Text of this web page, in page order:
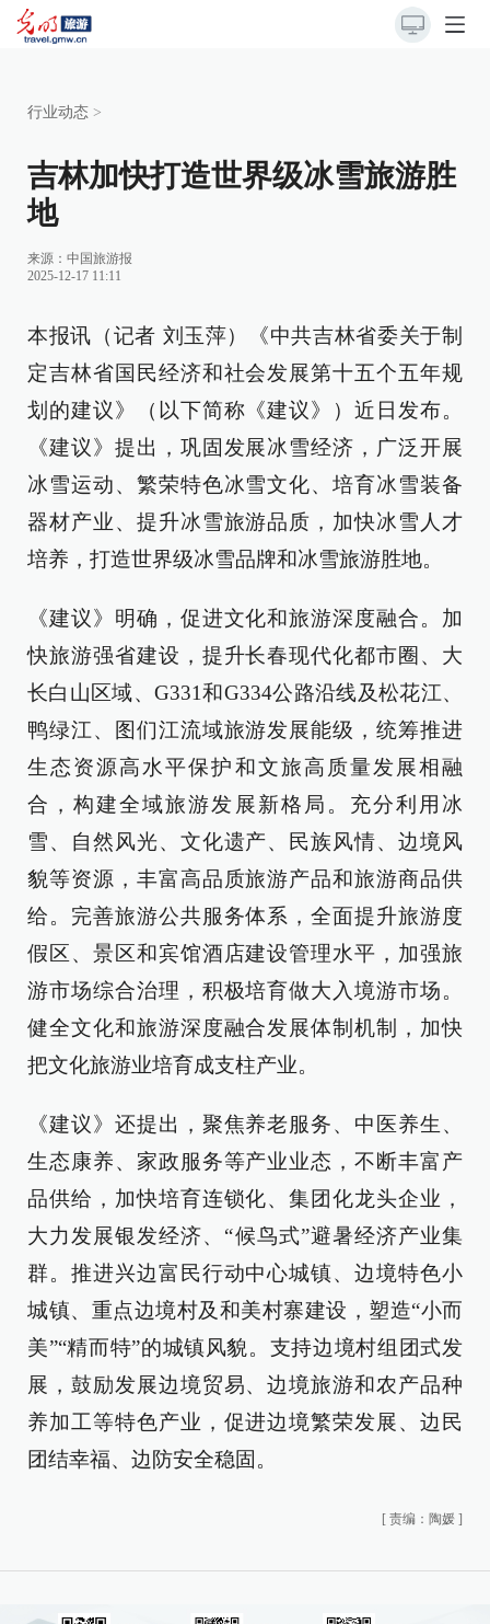
行业动态 >
吉林加快打造世界级冰雪旅游胜
地
来源： 中国旅游报
2025-12-17 11:11
本报讯（记者 刘玉萍）《中共吉林省委关于制
定吉林省国民经济和社会发展第十五个五年规
划的建议》（以下简称《建议》）近日发布。
《建议》提出，巩固发展冰雪经济，广泛开展
冰雪运动、繁荣特色冰雪文化、培育冰雪装备
器材产业、提升冰雪旅游品质，加快冰雪人才
培养，打造世界级冰雪品牌和冰雪旅游胜地。
《建议》明确，促进文化和旅游深度融合。加
快旅游强省建设，提升长春现代化都市圈、大
长白山区域、G331和G334公路沿线及松花江、
鸭绿江、图们江流域旅游发展能级，统筹推进
生态资源高水平保护和文旅高质量发展相融
合，构建全域旅游发展新格局。充分利用冰
雪、自然风光、文化遗产、民族风情、边境风
貌等资源，丰富高品质旅游产品和旅游商品供
给。完善旅游公共服务体系，全面提升旅游度
假区、景区和宾馆酒店建设管理水平，加强旅
游市场综合治理，积极培育做大入境游市场。
健全文化和旅游深度融合发展体制机制，加快
把文化旅游业培育成支柱产业。
《建议》还提出，聚焦养老服务、中医养生、
生态康养、家政服务等产业业态，不断丰富产
品供给，加快培育连锁化、集团化龙头企业，
大力发展银发经济、“候鸟式”避暑经济产业集
群。推进兴边富民行动中心城镇、边境特色小
城镇、重点边境村及和美村寨建设，塑造“小而
美”“精而特”的城镇风貌。支持边境村组团式发
展，鼓励发展边境贸易、边境旅游和农产品种
养加工等特色产业，促进边境繁荣发展、边民
团结幸福、边防安全稳固。
[ 责编：陶媛 ]